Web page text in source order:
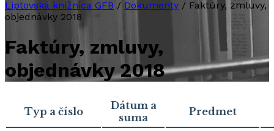
Liptovská knižnica GFB / Dokumenty / Faktúry, zmluvy,
objednávky 2018
Faktúry, zmluvy,
objednávky 2018
Typ a číslo
Dátum a
suma
Predmet